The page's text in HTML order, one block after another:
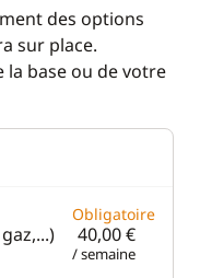
des options
sur place.
la base ou de votre
Obligatoire
40,00 €
/ semaine